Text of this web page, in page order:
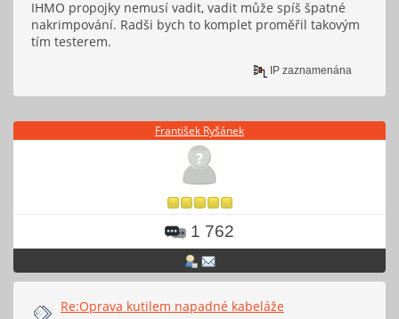
IHMO propojky nemusí vadit, vadit může spíš špatné
nakrimpování. Radši bych to komplet proměřil takovým
tím testerem.
IP zaznamenána
František Ryšánek
1 762
Re:Oprava kutilem napadné kabeláže